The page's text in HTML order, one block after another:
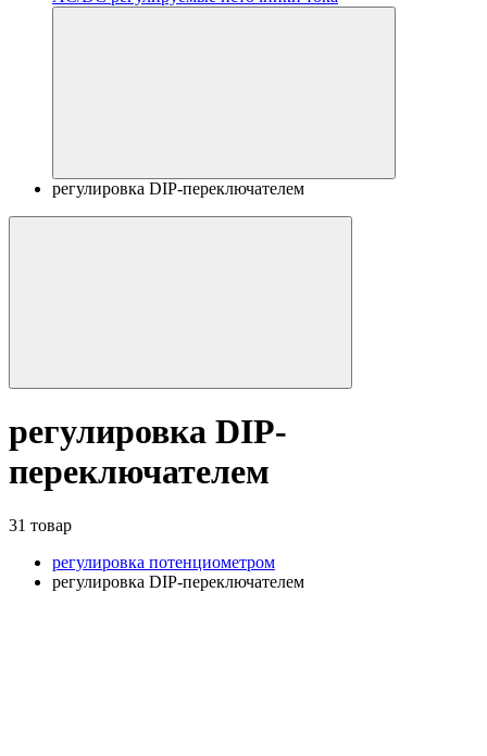
регулировка DIP-переключателем
регулировка DIP-
переключателем
31 товар
регулировка потенциометром
регулировка DIP-переключателем